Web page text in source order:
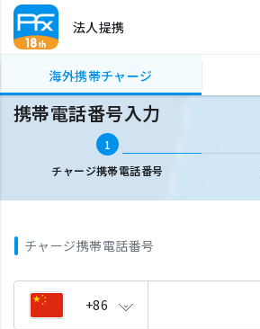
法人提携
海外携帯チャージ
海外携帯チャージ 携帯電話番号入力
携帯電話番号入力
1
チャージ携帯電話番号
チャージ携帯電話番号
+86